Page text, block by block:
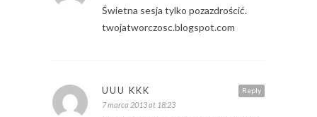
Świetna sesja tylko pozazdrościć.
twojatworczosc.blogspot.com
Reply
UUU KKK
7 marca 2013 at 18:23